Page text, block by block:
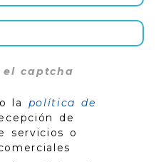
la política de
de
servicios o